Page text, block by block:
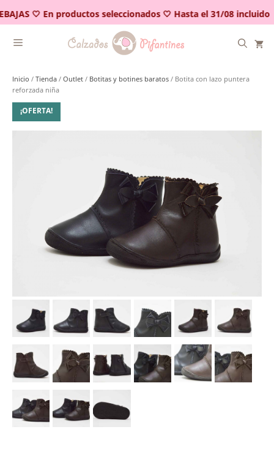
🤍 En productos seleccionados 🤍 Hasta el 31/08 incluido
al
contenido
Inicio / Tienda / Outlet / Botitas y botines baratos / Botita con lazo puntera
reforzada niña
¡OFERTA!